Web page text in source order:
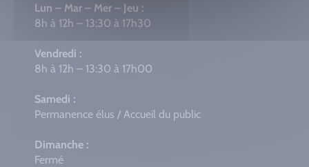
Lun – Mar – Mer – Jeu :
8h à 12h – 13:30 à 17h30
Vendredi :
8h à 12h – 13:30 à 17h00
Samedi :
Permanence élus / Accueil du public
Dimanche :
Fermé